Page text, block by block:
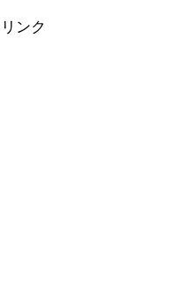
ンク